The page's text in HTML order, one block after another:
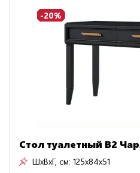
-20%
Стол туалетный B2
ШxВxГ, см: 125x84x51